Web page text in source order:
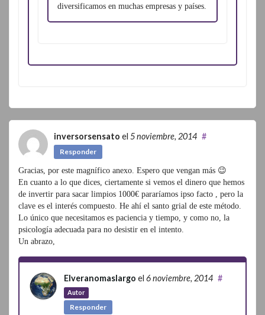
diversificamos en muchas empresas y países.
inversorsensato el 5 noviembre, 2014 #
Responder
Gracias, por este magnífico anexo. Espero que vengan más 😉
En cuanto a lo que dices, ciertamente si vemos el dinero que hemos
de invertir para sacar limpios 1000€ pararíamos ipso facto , pero la
clave es el interés compuesto. He ahí el santo grial de este método.
Lo único que necesitamos es paciencia y tiempo, y como no, la
psicología adecuada para no desistir en el intento.
Un abrazo,
Elveranomaslargo el 6 noviembre, 2014
Autor
#
Responder